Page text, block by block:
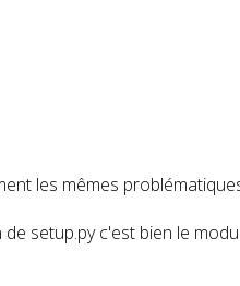
les mêmes
setup.py c'est bien le